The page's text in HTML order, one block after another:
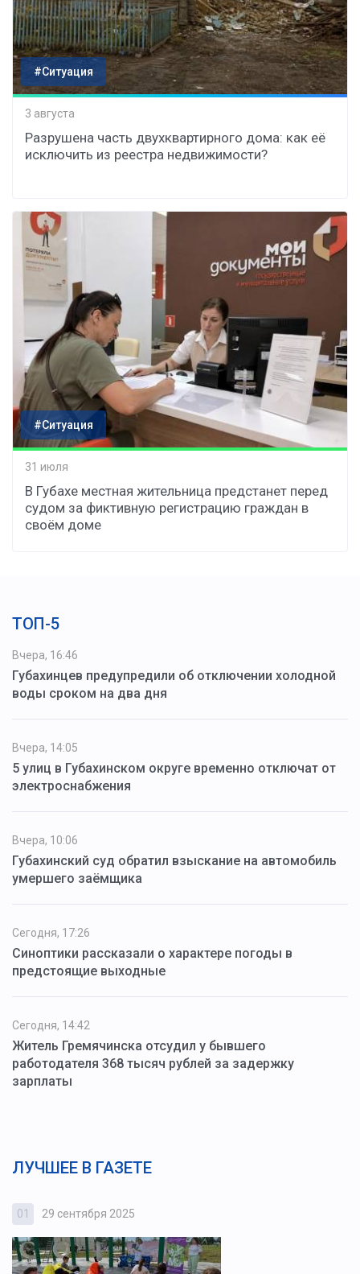
#Ситуация
3 августа
Разрушена часть двухквартирного дома: как её
исключить из реестра недвижимости?
#Ситуация
31 июля
В Губахе местная жительница предстанет перед
судом за фиктивную регистрацию граждан в
своём доме
ТОП-5
Вчера, 16:46
Губахинцев предупредили об отключении холодной
воды сроком на два дня
Вчера, 14:05
5 улиц в Губахинском округе временно отключат от
электроснабжения
Вчера, 10:06
Губахинский суд обратил взыскание на автомобиль
умершего заёмщика
Сегодня, 17:26
Синоптики рассказали о характере погоды в
предстоящие выходные
Сегодня, 14:42
Житель Гремячинска отсудил у бывшего
работодателя 368 тысяч рублей за задержку
зарплаты
ЛУЧШЕЕ В ГАЗЕТЕ
01 29 сентября 2025